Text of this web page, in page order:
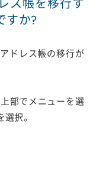
ス帳を移行す
すか?
ドレス帳の移行が
部でメニューを選
択。